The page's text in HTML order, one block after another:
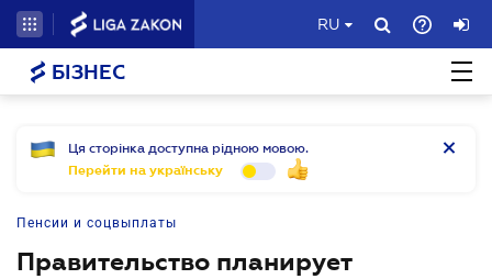
RU
БІЗНЕС
Ця сторінка доступна рідною мовою.
Перейти на українську
Пенсии и соцвыплаты
Правительство планирует